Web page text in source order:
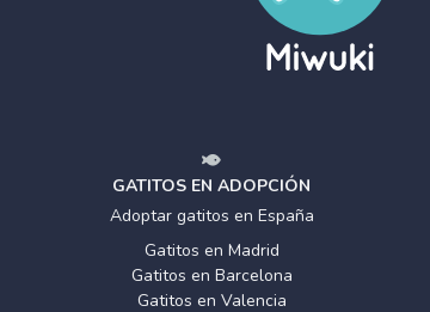
GATITOS EN ADOPCIÓN
Adoptar gatitos en España
Gatitos en Madrid
Gatitos en Barcelona
Gatitos en Valencia